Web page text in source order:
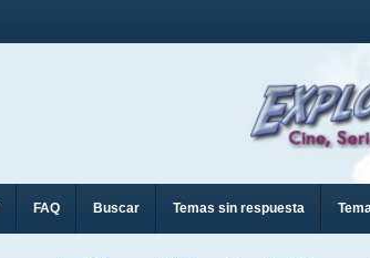
FAQ Buscar Temas sin respuesta